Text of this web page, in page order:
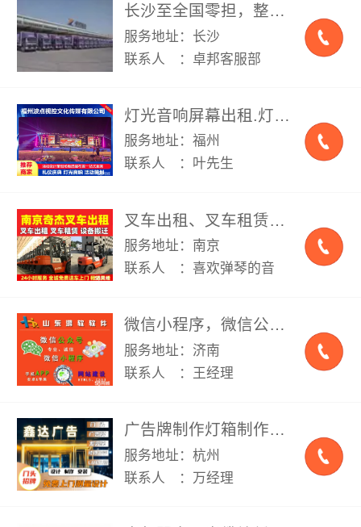
长沙至全国零担，整车零担，大件运输，空车配货，行李托运，货物运输
服务地址：长沙
联系人 ：卓邦客服部
灯光音响屏幕出租.灯光音响设备租赁.舞台搭建.庆典活动.开业活动.商场展会活动.等各类活动策划布置搭建一站式服务
服务地址：福州
联系人 ：叶先生
叉车出租、叉车租赁，租叉车，设备搬迁、起重作业安装、货物装卸 各种大小型货物装卸叉车出租等
服务地址：南京
联系人 ：喜欢弹琴的音
微信小程序，微信公众号，网站建设，app制作，办公软件，微商城，外贸站
服务地址：济南
联系人 ：王经理
广告牌制作灯箱制作、喷绘招牌，显示屏，背景墙，喷绘写真标识标牌广告制作
服务地址：杭州
联系人 ：万经理